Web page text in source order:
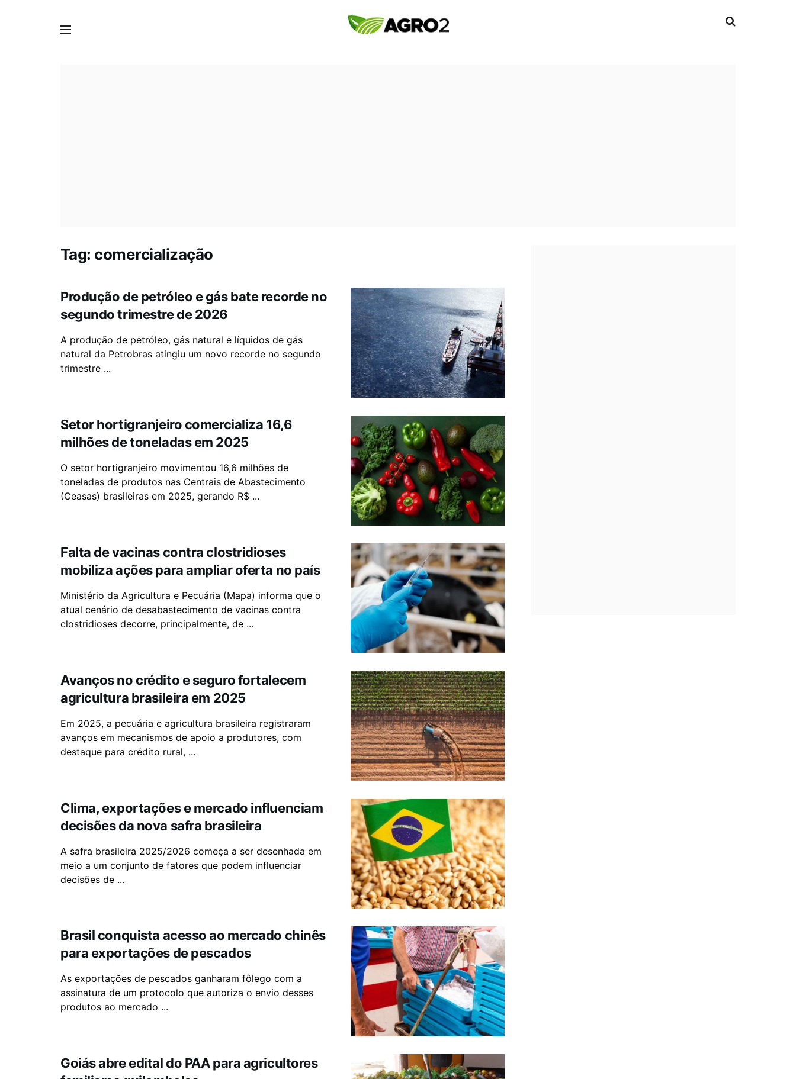
Tag: comercialização
Produção de petróleo e gás bate recorde no
segundo trimestre de 2026
A produção de petróleo, gás natural e líquidos de gás
natural da Petrobras atingiu um novo recorde no segundo
trimestre ...
Setor hortigranjeiro comercializa 16,6
milhões de toneladas em 2025
O setor hortigranjeiro movimentou 16,6 milhões de
toneladas de produtos nas Centrais de Abastecimento
(Ceasas) brasileiras em 2025, gerando R$ ...
Falta de vacinas contra clostridioses
mobiliza ações para ampliar oferta no país
Ministério da Agricultura e Pecuária (Mapa) informa que o
atual cenário de desabastecimento de vacinas contra
clostridioses decorre, principalmente, de ...
Avanços no crédito e seguro fortalecem
agricultura brasileira em 2025
Em 2025, a pecuária e agricultura brasileira registraram
avanços em mecanismos de apoio a produtores, com
destaque para crédito rural, ...
Clima, exportações e mercado influenciam
decisões da nova safra brasileira
A safra brasileira 2025/2026 começa a ser desenhada em
meio a um conjunto de fatores que podem influenciar
decisões de ...
Brasil conquista acesso ao mercado chinês
para exportações de pescados
As exportações de pescados ganharam fôlego com a
assinatura de um protocolo que autoriza o envio desses
produtos ao mercado ...
Goiás abre edital do PAA para agricultores